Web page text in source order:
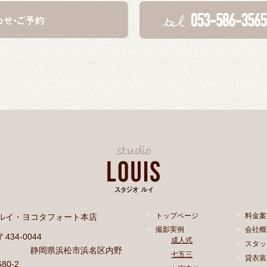
トップページ
撮影実例
成人式
七五三
料金
会社
スタ
貸衣
イ・ヨコタフォート本店
434-0044
岡県浜松市浜名区内野
2